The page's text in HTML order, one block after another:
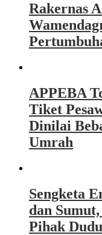
Rakernas
APPEBA
Tiket
Dinilai
Umrah
Sengketa
dan
Pihak